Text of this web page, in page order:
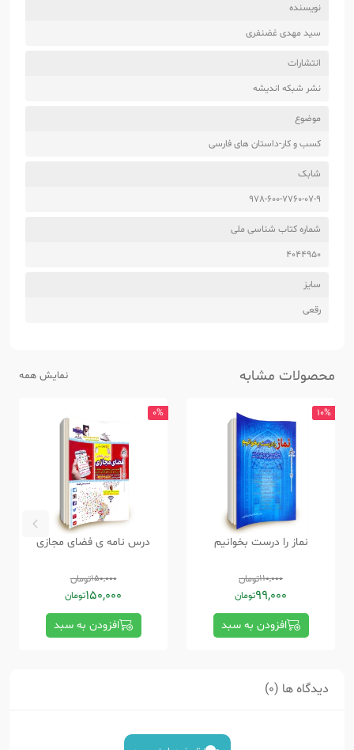
نویسنده
سید مهدی غضنفری
انتشارات
نشر شبکه اندیشه
موضوع
کسب و کار-داستان های فارسی
شابک
978-600-7760-07-9
شماره کتاب شناسی ملی
4044950
سایز
رقعی
محصولات مشابه نمایش همه
10%
نماز را درست بخوانیم
110,000تومان
99,000تومان
افزودن به سبد
0%
درس نامه ی فضای مجازی
150,000تومان
150,000تومان
افزودن به سبد
دیدگاه ها (0)